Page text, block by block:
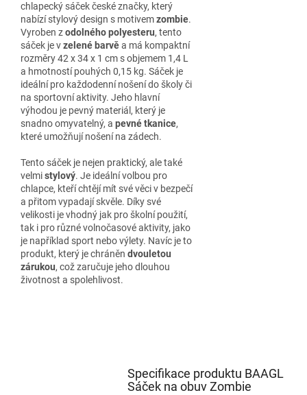
chlapecký sáček české značky, který
nabízí stylový design s motivemzombie.
Vyroben zodolného polyesteru, tento
sáček je vzelené barvěa má kompaktní
rozměry 42 x 34 x 1 cm s objemem 1,4 L
a hmotností pouhých 0,15 kg. Sáček je
ideální pro každodenní nošení do školy či
na sportovní aktivity. Jeho hlavní
výhodou je pevný materiál, který je
snadno omyvatelný, a pevné tkanice,
které umožňují nošení na zádech.
Tento sáček je nejen praktický, ale také
velmistylový. Je ideální volbou pro
chlapce, kteří chtějí mít své věci v bezpečí
a přitom vypadají skvěle. Díky své
velikosti je vhodný jak pro školní použití,
tak i pro různé volnočasové aktivity, jako
je například sport nebo výlety. Navíc je to
produkt, který je chráněn dvouletou
zárukou, což zaručuje jeho dlouhou
životnost a spolehlivost.
Specifikace produktu BAAGL
Sáček na obuv Zombie